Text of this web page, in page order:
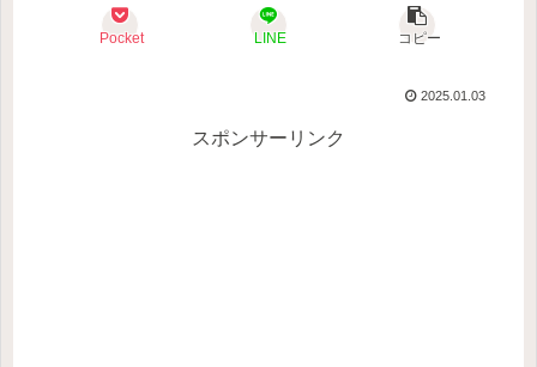
Pocket LINE コピー
2025.01.03
スポンサーリンク